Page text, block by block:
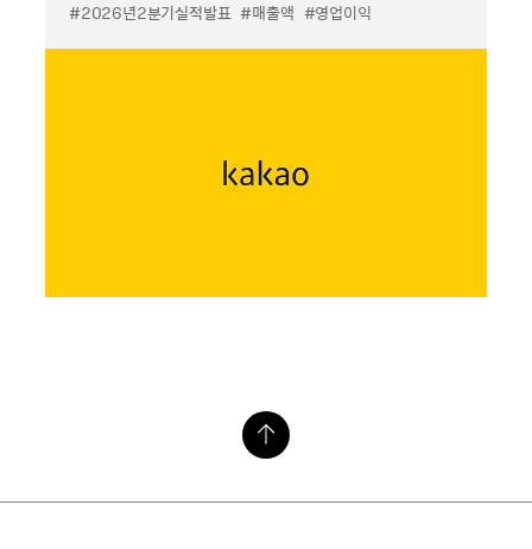
#2026년2분기실적발표 #매출액 #영업이익